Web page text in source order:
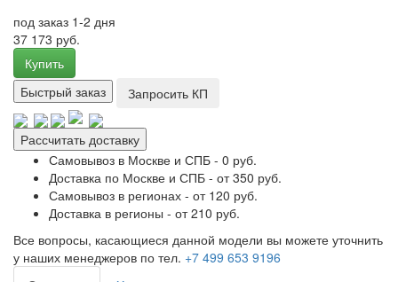
под заказ 1-2 дня
37 173 руб.
Купить
Быстрый заказ
Запросить КП
Рассчитать доставку
Самовывоз в Москве и СПБ - 0 руб.
Доставка по Москве и СПБ - от 350 руб.
Самовывоз в регионах - от 120 руб.
Доставка в регионы - от 210 руб.
Все вопросы, касающиеся данной модели вы можете уточнить
у наших менеджеров по тел. +7 499 653 9196